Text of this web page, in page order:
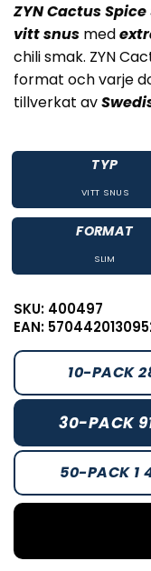
ZYN Cactus Spice
vitt snus med
chili smak. ZYN
format och varje
tillverkat av
TYP
VITT SNUS
FORMAT
SLIM
SKU: 400497
EAN:
10-PACK
30-PACK
50-PACK 1